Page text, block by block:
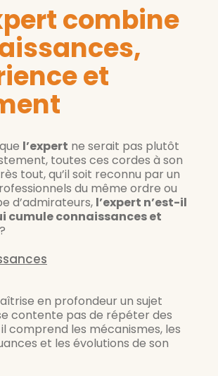
combine
et
l’expert ne serait pas plutôt
toutes ces cordes à son
tout, qu’il soit reconnu par un
du même ordre ou
d’admirateurs, l’expert n’est-il
cumule connaissances et
?
en profondeur un sujet
contente pas de répéter des
comprend les mécanismes, les
et les évolutions de son